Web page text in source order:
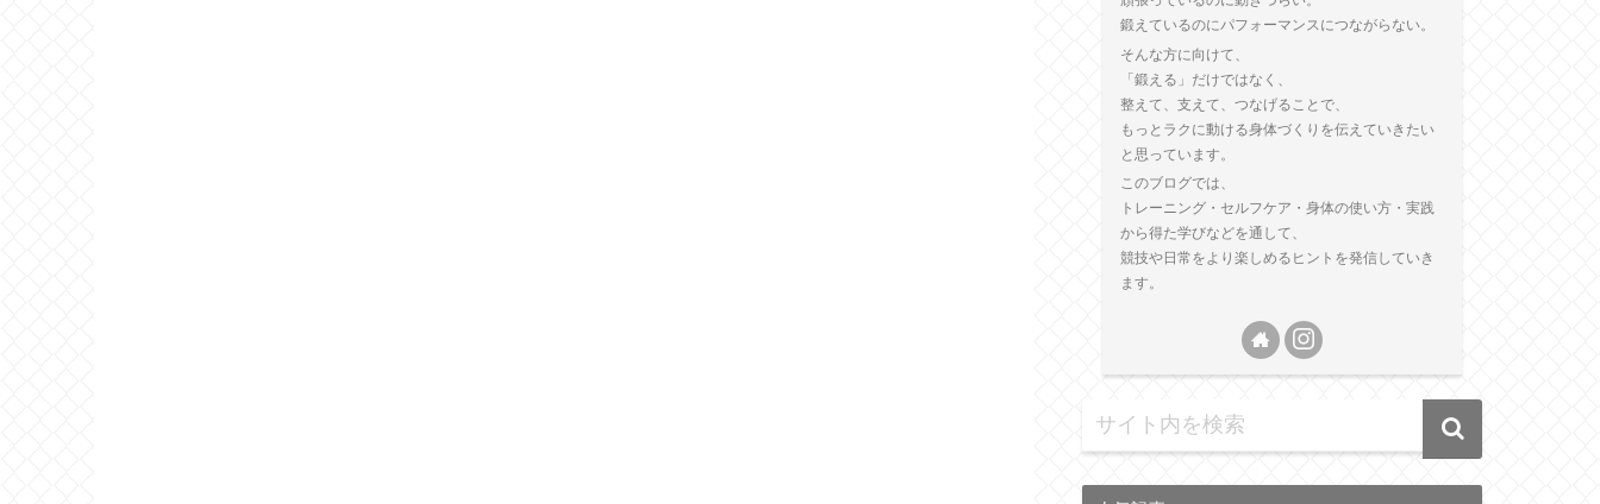
鍛えているのにパフォーマンスにつながらない。
そんな方に向けて、
「鍛える」だけではなく、
整えて、支えて、つなげることで、
もっとラクに動ける身体づくりを伝えていきたい
と思っています。
このブログでは、
トレーニング・セルフケア・身体の使い方・実践
から得た学びなどを通して、
競技や日常をより楽しめるヒントを発信していき
ます。